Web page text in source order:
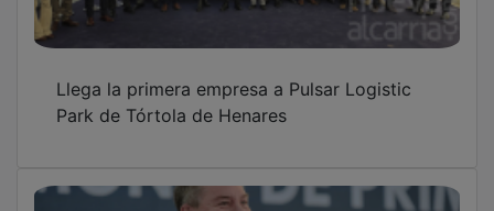
Park de Tórtola de Henares